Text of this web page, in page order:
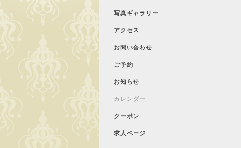
写真ギャラリー
アクセス
お問い合わせ
ご予約
お知らせ
カレンダー
クーポン
求人ページ